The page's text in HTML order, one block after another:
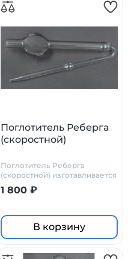
Поглотитель Реберга
(скоростной)
Поглотитель Реберга
(скоростной) изготавливается
в Primelab по стандартным
чертежам или по чертежам
1 800 ₽
В корзину